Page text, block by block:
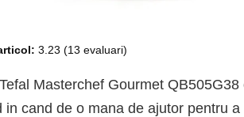
3.23 (13 evaluari)
Masterchef Gourmet
in cand de o mana de ajutor pentru